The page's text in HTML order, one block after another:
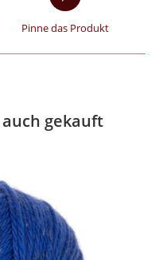
Pinne das Produkt
gekauft